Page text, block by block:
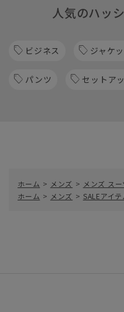
人気のハッ
ビジネス ジャケ
パンツ セットア
ホーム > メンズ > メンズ スー
ホーム > メンズ > SALEアイテ